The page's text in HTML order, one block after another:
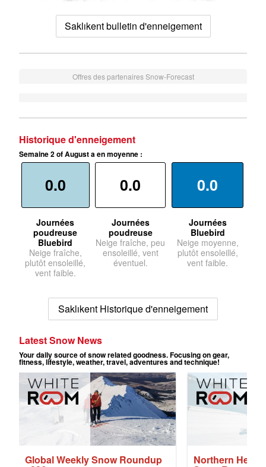
Saklıkent bulletin d'enneigement
Offres des partenaires Snow-Forecast
Historique d'enneigement
Semaine 2 of August a en moyenne :
0.0
Journées
poudreuse
Bluebird
Neige fraîche,
plutôt ensoleillé,
vent faible.
0.0
Journées
poudreuse
Neige fraîche, peu
ensoleillé, vent
éventuel.
0.0
Journées
Bluebird
Neige moyenne,
plutôt ensoleillé,
vent faible.
Saklıkent Historique d'enneigement